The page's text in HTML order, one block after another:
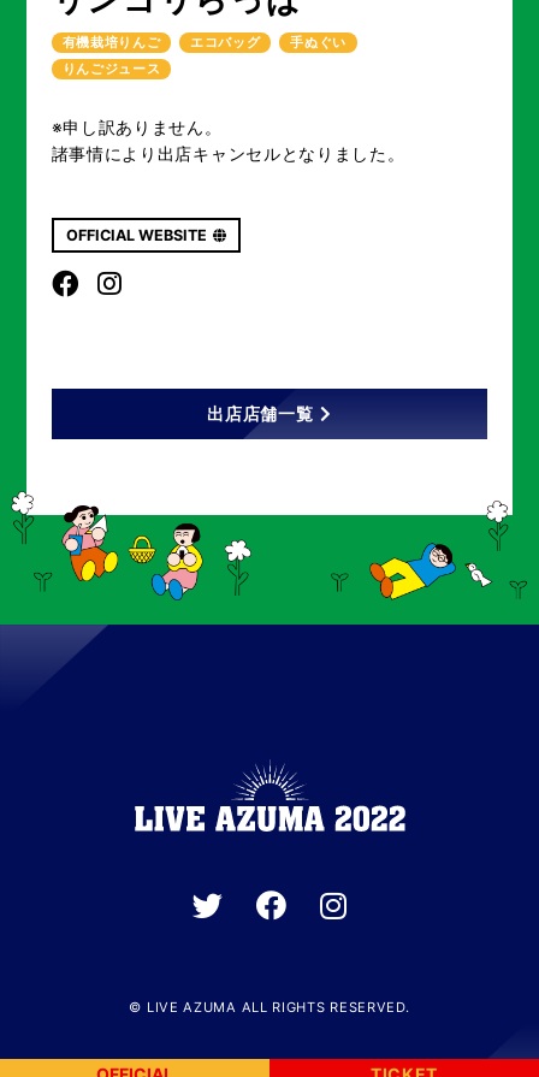
有機栽培りんご エコバッグ
手ぬぐい
りんごジュース
※申し訳ありません。
諸事情により出店キャンセルとなりました。
OFFICIAL WEBSITE
出店店舗一覧
© LIVE AZUMA ALL RIGHTS RESERVED.